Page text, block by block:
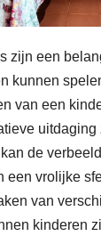
zijn een
kunnen
van een
de
een vrolijke
van
kinderen